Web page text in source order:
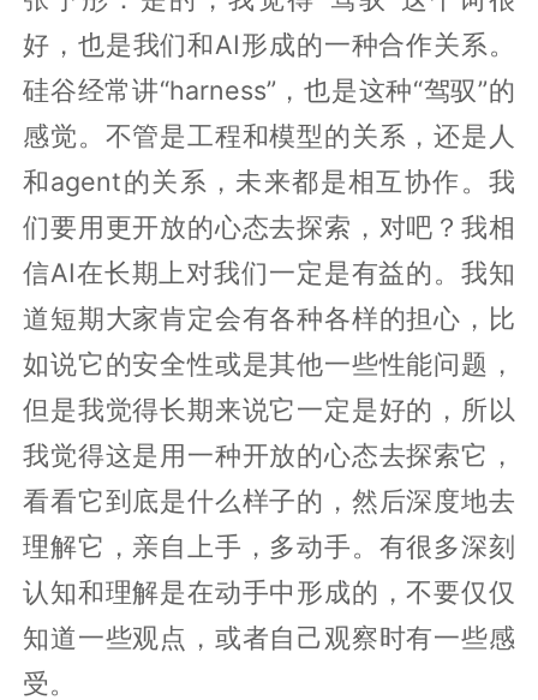
好，也是我们和AI形成的一种合作关系。
硅谷经常讲“harness”，也是这种“驾驭”的
感觉。不管是工程和模型的关系，还是人
和agent的关系，未来都是相互协作。我
们要用更开放的心态去探索，对吧？我相
信AI在长期上对我们一定是有益的。我知
道短期大家肯定会有各种各样的担心，比
如说它的安全性或是其他一些性能问题，
但是我觉得长期来说它一定是好的，所以
我觉得这是用一种开放的心态去探索它，
看看它到底是什么样子的，然后深度地去
理解它，亲自上手，多动手。有很多深刻
认知和理解是在动手中形成的，不要仅仅
知道一些观点，或者自己观察时有一些感
受。